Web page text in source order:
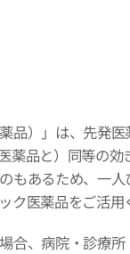
品）」は、先発
薬品と）同等の
もあるため、一
ク医薬品をご活用
合、病院・診療